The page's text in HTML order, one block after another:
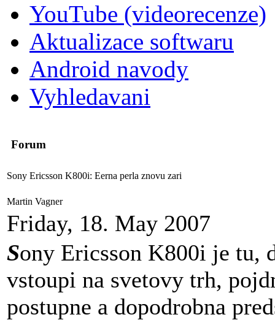
YouTube (videorecenze)
Aktualizace softwaru
Android navody
Vyhledavani
Forum
Sony Ericsson K800i: Eerna perla znovu zari
Martin Vagner
Friday, 18. May 2007
Sony Ericsson K800i je tu,
vstoupi na svetovy trh,
postupne a dopodrobna